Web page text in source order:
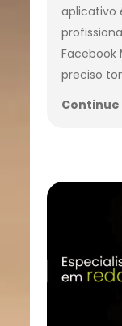
aplicativo
Facebook
preciso
Continue